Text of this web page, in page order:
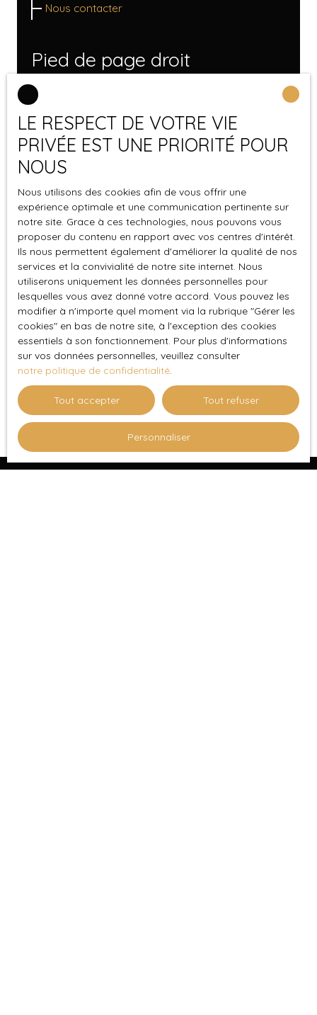
Nous contacter
Pied de page droit
Nos honoraires
Mentions légales
Politique de confidentialité
Plan du site
Autres pages
Comment bien préparer son dossier d’achat
immobilier
Les critères qui influencent le prix d’un bien
immobilier à Romainville
Comment fixer le bon prix pour vendre son
bien immobilier
LE RESPECT DE VOTRE VIE
PRIVÉE EST UNE PRIORITÉ POUR
NOUS
Nous utilisons des cookies afin de vous offrir une
expérience optimale et une communication pertinente sur
notre site. Grace à ces technologies, nous pouvons vous
proposer du contenu en rapport avec vos centres d'intérêt.
Ils nous permettent également d'améliorer la qualité de nos
services et la convivialité de notre site internet. Nous
utiliserons uniquement les données personnelles pour
lesquelles vous avez donné votre accord. Vous pouvez les
modifier à n'importe quel moment via la rubrique ″Gérer les
cookies″ en bas de notre site, à l'exception des cookies
essentiels à son fonctionnement. Pour plus d'informations
sur vos données personnelles, veuillez consulter
notre politique de confidentialité.
Tout accepter Tout refuser
Personnaliser